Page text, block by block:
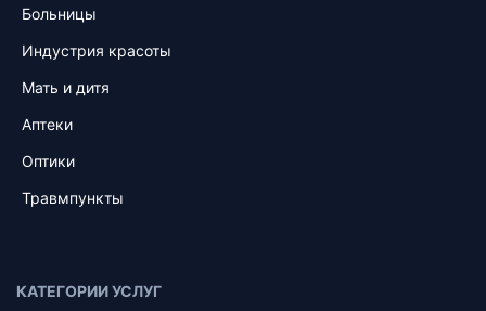
Больницы
Индустрия красоты
Мать и дитя
Аптеки
Оптики
Травмпункты
КАТЕГОРИИ УСЛУГ